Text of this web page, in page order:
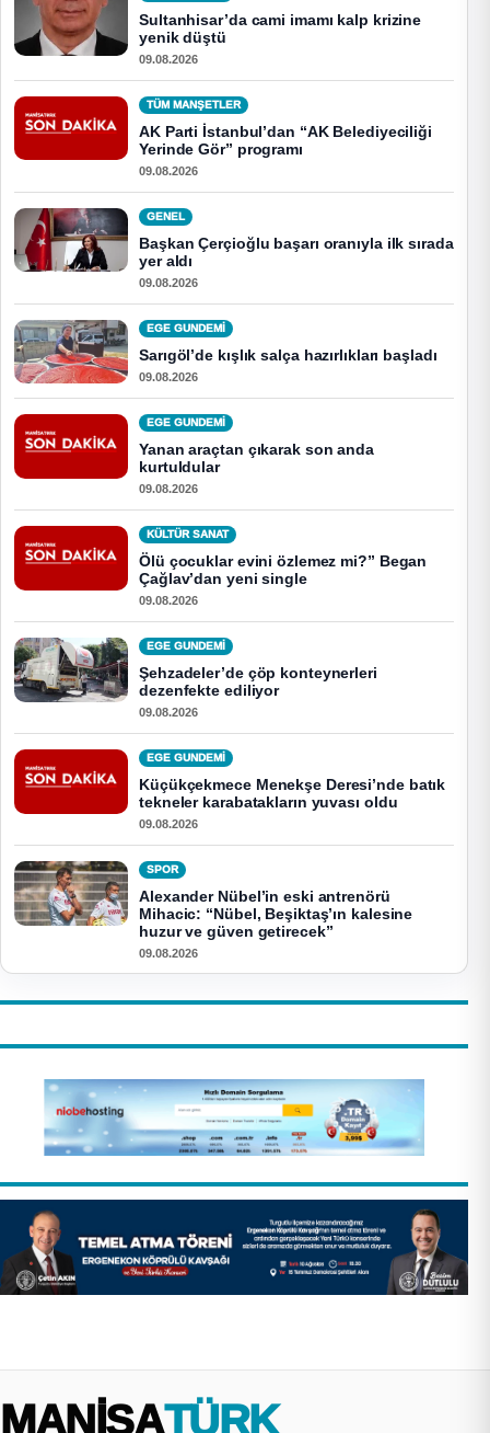
Sultanhisar’da cami imamı kalp krizine
yenik düştü
09.08.2026
TÜM MANŞETLER
AK Parti İstanbul’dan “AK Belediyeciliği
Yerinde Gör” programı
09.08.2026
GENEL
Başkan Çerçioğlu başarı oranıyla ilk sırada
yer aldı
09.08.2026
EGE GUNDEMİ
Sarıgöl’de kışlık salça hazırlıkları başladı
09.08.2026
EGE GUNDEMİ
Yanan araçtan çıkarak son anda
kurtuldular
09.08.2026
KÜLTÜR SANAT
Ölü çocuklar evini özlemez mi?” Began
Çağlav’dan yeni single
09.08.2026
EGE GUNDEMİ
Şehzadeler’de çöp konteynerleri
dezenfekte ediliyor
09.08.2026
EGE GUNDEMİ
Küçükçekmece Menekşe Deresi’nde batık
tekneler karabatakların yuvası oldu
09.08.2026
SPOR
Alexander Nübel’in eski antrenörü
Mihacic: “Nübel, Beşiktaş’ın kalesine
huzur ve güven getirecek”
09.08.2026
MANİSA TÜRK